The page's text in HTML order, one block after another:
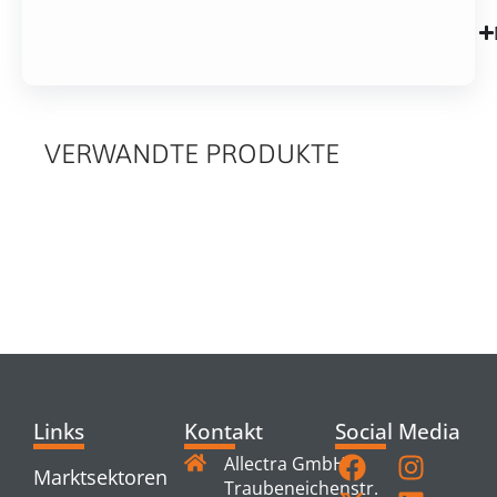
VERWANDTE PRODUKTE
Links
Marktsektoren
Kontakt
Allectra GmbH
Traubeneichenstr.
Social Media